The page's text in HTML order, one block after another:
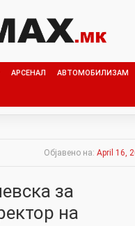
АРСЕНАЛ АВТОМОБИЛИЗАМ
Објавено на: April 16,
за
на